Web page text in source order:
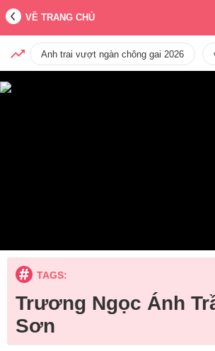
VỀ TRANG CHỦ
Anh trai vượt ngàn chông gai 2026
TAGS:
Trương Ngọc Ánh
Sơn